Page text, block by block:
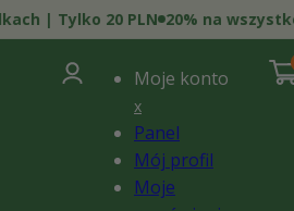
| Tylko 20 PLN 20% na wszystko |
Zaloguj
się
Moje konto
x
Panel
Mój profil
Moje
i)